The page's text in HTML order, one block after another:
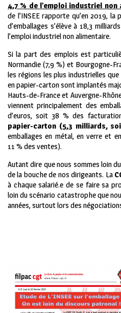
4,7 % de l’emploi industriel non
de l’INSEE rapporte qu’en 2019,
d’emballages s’élève à 18,3
l’emploi industriel non alimentaire.
Si la part des emplois est
Normandie (7,9 %) et Bourgogne-
les régions les plus industrielles
en papier-carton sont implantés
Hauts-de-France et Auvergne-
viennent principalement des
d’euros, soit 38 % des
papier-carton (5,3 milliards,
emballages en métal, en verre et
11 % des ventes).
Autant dire que nous sommes loin
de la bouche de nos dirigeants. La
à chaque salarié.e de se faire sa
loin du scénario catastrophe que
années, surtout lors des